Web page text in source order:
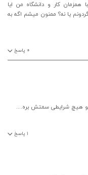
همزمان کار و دانشگاه من ایا
یا نه؟ ممنون میشم اگه به
۰ پاسخ
تو هیچ شرایطی سمتش بره....
۱ پاسخ